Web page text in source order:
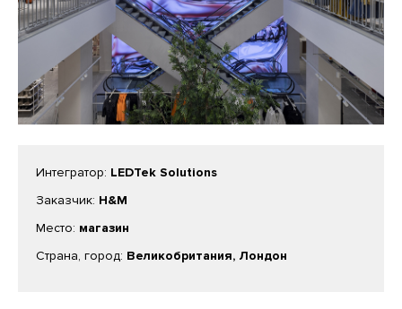
Интегратор: LEDTek Solutions
Заказчик: H&M
Место: магазин
Страна, город: Великобритания, Лондон